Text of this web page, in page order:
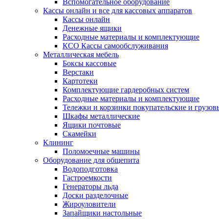
Вспомогательное оборудование
Кассы онлайн и все для кассовых аппаратов
Кассы онлайн
Денежные ящики
Расходные материалы и комплектующие
КСО Кассы самообслуживания
Металлическая мебель
Боксы кассовые
Верстаки
Картотеки
Комплектующие гардеробных систем
Расходные материалы и комплектующие
Тележки и корзинки покупательские и
Шкафы металлические
Ящики почтовые
Скамейки
Клининг
Поломоечные машины
Оборудование для общепита
Водоподготовка
Гастроемкости
Генераторы льда
Доски разделочные
Жироуловители
Запайщики настольные